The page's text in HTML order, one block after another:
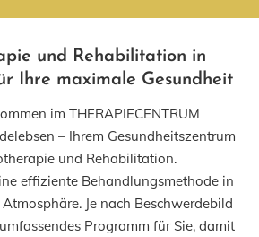
und Rehabilitation in
Ihre maximale Gesundheit
im THERAPIECENTRUM
– Ihrem Gesundheitszentrum
und Rehabilitation.
effiziente Behandlungsmethode in
Je nach Beschwerdebild
Programm für Sie, damit